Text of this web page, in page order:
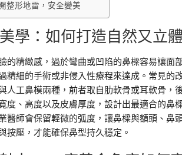
整形地雷，安全變美
學：如何打造自然又立
的精緻感，過於彎曲或凹陷的鼻樑容易讓面
精細的手術或非侵入性療程來達成。常見的
人工鼻模兩種，前者取自肋軟骨或耳軟骨，
度、高度以及皮膚厚度，設計出最適合的鼻
醫師會保留輕微的弧度，讓鼻樑與額頭、
按壓，才能確保鼻型持久穩定。